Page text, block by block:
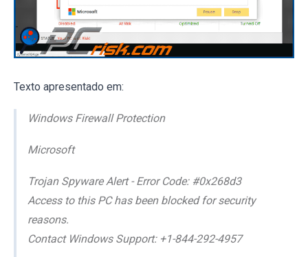
Texto apresentado em:
Windows Firewall Protection
Microsoft
Trojan Spyware Alert - Error Code: #0x268d3
Access to this PC has been blocked for security
reasons.
Contact Windows Support: +1-844-292-4957